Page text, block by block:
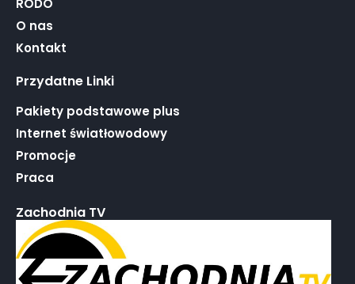
O nas
Kontakt
Przydatne Linki
Pakiety podstawowe plus
Internet światłowodowy
Promocje
Praca
Zachodnia TV